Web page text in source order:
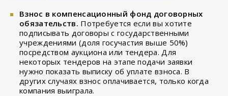
Взнос в компенсационный фонд договорных
обязательств. Потребуется если вы хотите
подписывать договоры с государственными
учреждениями (доля госучастия выше 50%)
посредством аукциона или тендера. Для
некоторых тендеров на этапе подачи заявки
нужно показать выписку об уплате взноса. В
других случаях взнос оплачивается, только когда
компания выиграла.